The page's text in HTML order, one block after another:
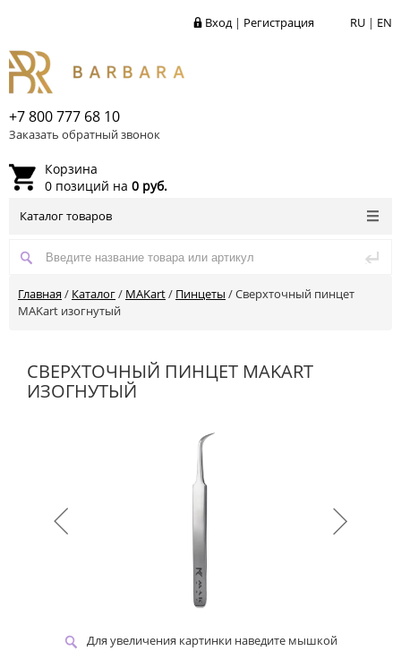
RU | EN
Вход| Регистрация
+7 800 777 68 10
Заказать обратный звонок
Корзина
0 позиций на 0 руб.
Каталог товаров
Главная / Каталог/ MAKart/ Пинцеты /Сверхточный пинцет
MAKart изогнутый
СВЕРХТОЧНЫЙ ПИНЦЕТ MAKART
ИЗОГНУТЫЙ
Для увеличения картинки наведите мышкой